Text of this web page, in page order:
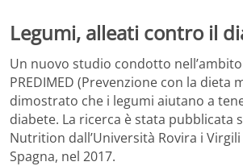
Legumi, alleati contro il
Un nuovo studio condotto
PREDIMED (Prevenzione con la dieta
dimostrato che i legumi aiutano a
diabete. La ricerca è stata pubblicata
Nutrition dall’Università Rovira i Virgili
Spagna, nel 2017.